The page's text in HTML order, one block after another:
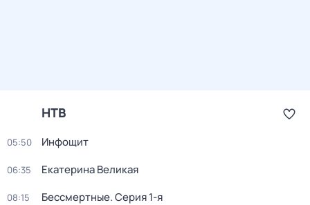
НТВ
05:50 Инфощит
06:35 Екатерина Великая
08:15 Бессмертные. Серия 1-я